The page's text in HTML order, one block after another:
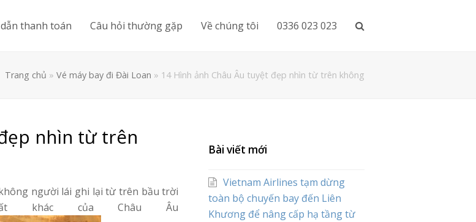
thanh toán Câu hỏi thường gặp Về chúng tôi 0336 023 023
Trang chủ » Vé máy bay đi Đài Loan » 14 Hình ảnh Châu Âu tuyệt đẹp nhìn từ trên không
nhìn từ trên
người lái ghi lại từ trên bầu trời
khác của Châu Âu
Bài viết mới
Vietnam Airlines tạm dừng
toàn bộ chuyến bay đến Liên
Khương để nâng cấp hạ tầng từ